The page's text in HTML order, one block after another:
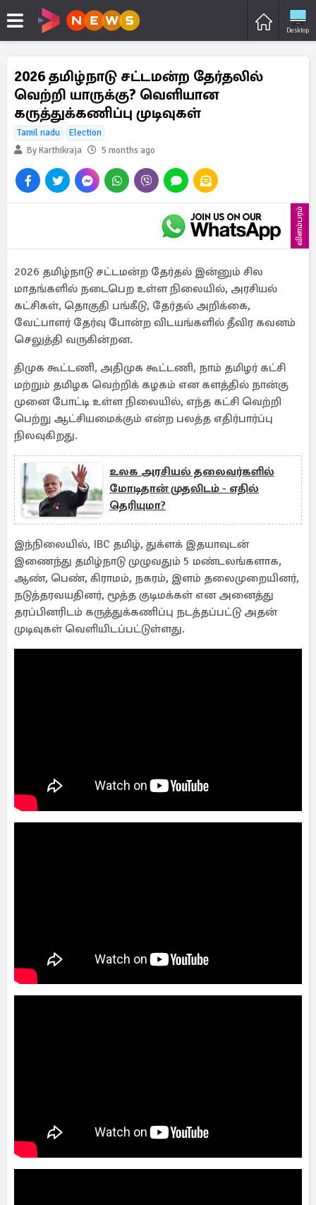
Desktop
2026 தமிழ்நாடு சட்டமன்ற தேர்தலில்
வெற்றி யாருக்கு? வெளியான
கருத்துக்கணிப்பு முடிவுகள்
Tamil nadu
Election
By Karthikraja
5 months ago
விளம்பரம்
2026 தமிழ்நாடு சட்டமன்ற தேர்தல் இன்னும் சில
மாதங்களில் நடைபெற உள்ள நிலையில், அரசியல்
கட்சிகள், தொகுதி பங்கீடு, தேர்தல் அறிக்கை,
வேட்பாளர் தேர்வு போன்ற விடயங்களில் தீவிர கவனம்
செலுத்தி வருகின்றன.
திமுக கூட்டணி, அதிமுக கூட்டணி, நாம் தமிழர் கட்சி
மற்றும் தமிழக வெற்றிக் கழகம் என களத்தில் நான்கு
முனை போட்டி உள்ள நிலையில், எந்த கட்சி வெற்றி
பெற்று ஆட்சியமைக்கும் என்ற பலத்த எதிர்பார்ப்பு
நிலவுகிறது.
உலக அரசியல் தலைவர்களில்
மோடிதான் முதலிடம் - எதில்
தெரியுமா?
இந்நிலையில், IBC தமிழ், துக்ளக் இதயாவுடன்
இணைந்து தமிழ்நாடு முழுவதும் 5 மண்டலங்களாக,
ஆண், பெண், கிராமம், நகரம், இளம் தலைமுறையினர்,
நடுத்தரவயதினர், மூத்த குடிமக்கள் என அனைத்து
தரப்பினரிடம் கருத்துக்கணிப்பு நடத்தப்பட்டு அதன்
முடிவுகள் வெளியிடப்பட்டுள்ளது.